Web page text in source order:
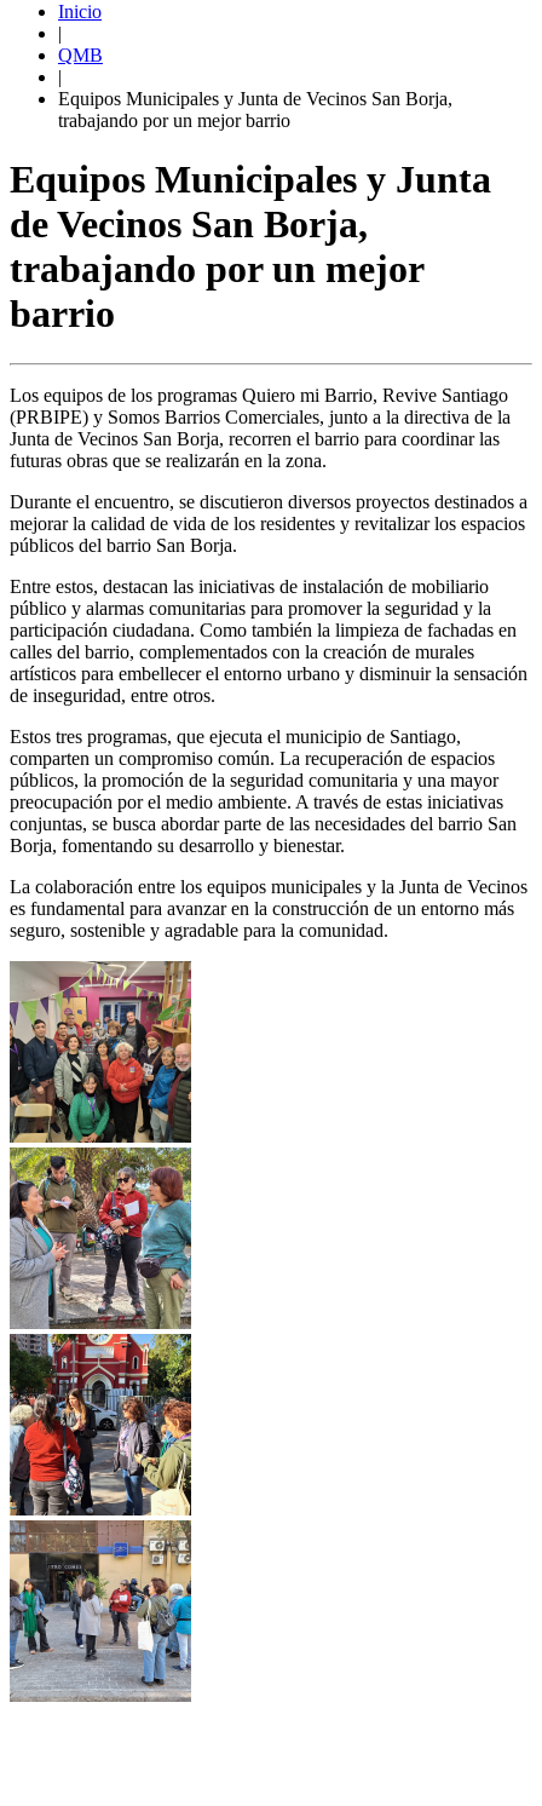
Inicio
|
QMB
|
Equipos Municipales y Junta de Vecinos San Borja,
trabajando por un mejor barrio
Equipos Municipales y Junta
de Vecinos San Borja,
trabajando por un mejor
barrio
Los equipos de los programas Quiero mi Barrio, Revive Santiago
(PRBIPE) y Somos Barrios Comerciales, junto a la directiva de la
Junta de Vecinos San Borja, recorren el barrio para coordinar las
futuras obras que se realizarán en la zona.
Durante el encuentro, se discutieron diversos proyectos destinados a
mejorar la calidad de vida de los residentes y revitalizar los espacios
públicos del barrio San Borja.
Entre estos, destacan las iniciativas de instalación de mobiliario
público y alarmas comunitarias para promover la seguridad y la
participación ciudadana. Como también la limpieza de fachadas en
calles del barrio, complementados con la creación de murales
artísticos para embellecer el entorno urbano y disminuir la sensación
de inseguridad, entre otros.
Estos tres programas, que ejecuta el municipio de Santiago,
comparten un compromiso común. La recuperación de espacios
públicos, la promoción de la seguridad comunitaria y una mayor
preocupación por el medio ambiente. A través de estas iniciativas
conjuntas, se busca abordar parte de las necesidades del barrio San
Borja, fomentando su desarrollo y bienestar.
La colaboración entre los equipos municipales y la Junta de Vecinos
es fundamental para avanzar en la construcción de un entorno más
seguro, sostenible y agradable para la comunidad.